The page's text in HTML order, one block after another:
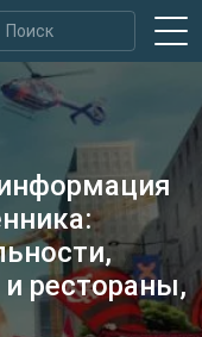
рестораны,